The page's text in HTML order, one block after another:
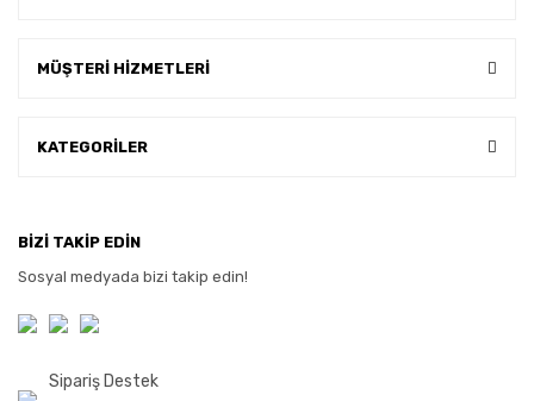
MÜŞTERİ HİZMETLERİ
KATEGORİLER
BİZİ TAKİP EDİN
Sosyal medyada bizi takip edin!
Sipariş Destek